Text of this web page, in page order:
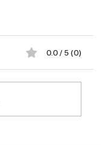
0.0 / 5 (0)